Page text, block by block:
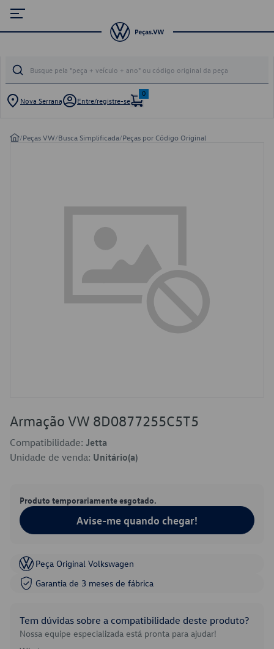
Nova Serrana Entre/registre-se
0
/Peças VW/Busca Simplificada/Peças por Código Original
Armação VW 8D0877255C5T5
Compatibilidade: Jetta
Unidade de venda: Unitário(a)
Produto temporariamente esgotado.
Avise-me quando chegar!
Peça Original Volkswagen
Garantia de 3 meses de fábrica
Tem dúvidas sobre a compatibilidade deste produto?
Nossa equipe especializada está pronta para ajudar!